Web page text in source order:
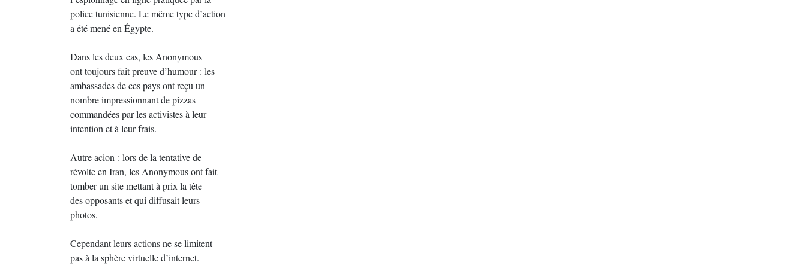
police tunisienne. Le même type d’action
a été mené en Égypte.
Dans les deux cas, les Anonymous
ont toujours fait preuve d’humour : les
ambassades de ces pays ont reçu un
nombre impressionnant de pizzas
commandées par les activistes à leur
intention et à leur frais.
Autre acion : lors de la tentative de
révolte en Iran, les Anonymous ont fait
tomber un site mettant à prix la tête
des opposants et qui diffusait leurs
photos.
Cependant leurs actions ne se limitent
pas à la sphère virtuelle d’internet.